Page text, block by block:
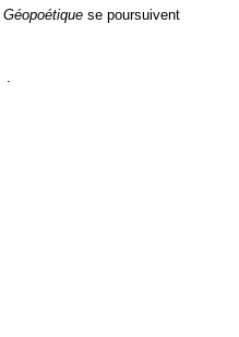
Géopoétique se poursuivent